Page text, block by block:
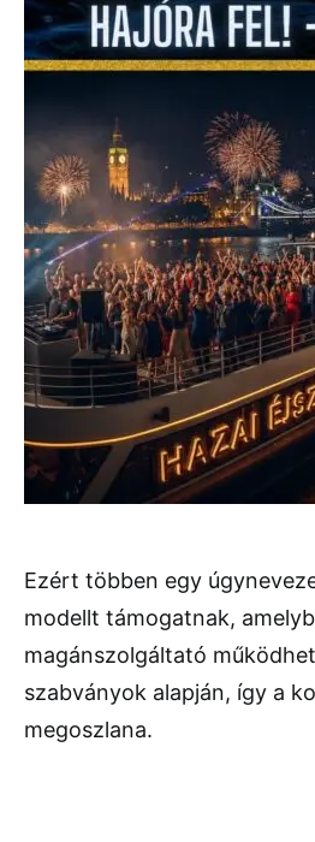
Ezért többen egy
modellt támogatnak,
magánszolgáltató
szabványok alapján, így a
megoszlana.